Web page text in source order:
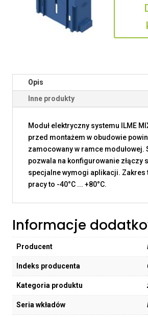
Opis
Inne produkty
Moduł elektryczny systemu ILME
przed montażem w obudowie
zamocowany w ramce modułowej.
pozwala na konfigurowanie złączy
specjalne wymogi aplikacji. Zakres
pracy to -40°C ... +80°C.
Informacje
Producent
Indeks producenta
Kategoria produktu
Seria wkładów